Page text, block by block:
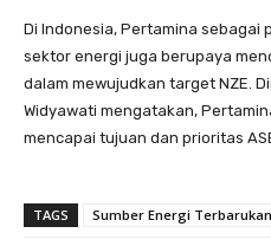
Di Indonesia, Pertamina sebagai
sektor energi juga berupaya
dalam mewujudkan target NZE.
Widyawati mengatakan,
mencapai tujuan dan prioritas
TAGS Sumber Energi Terbarukan